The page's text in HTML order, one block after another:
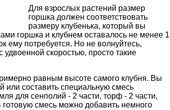
Для взрослых растений размер
горшка должен соответствовать
размеру клубенька, который вы
горшка и клубнем оставалось не менее 1
потребуется. Но не волнуйтесь,
скоростью, просто такие
равным высоте самого клубня. Вы
или составить специальную смесь
для сенполий - 2 части, торф - 2 части,
смесь можно добавить немного